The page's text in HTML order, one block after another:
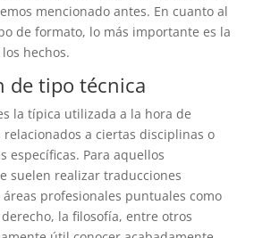
mencionado antes. En cuanto al
de formato, lo más importante es la
hechos.
de tipo técnica
la típica utilizada a la hora de
relacionados a ciertas disciplinas o
específicas. Para aquellos
suelen realizar traducciones
profesionales puntuales como
la filosofía, entre otros